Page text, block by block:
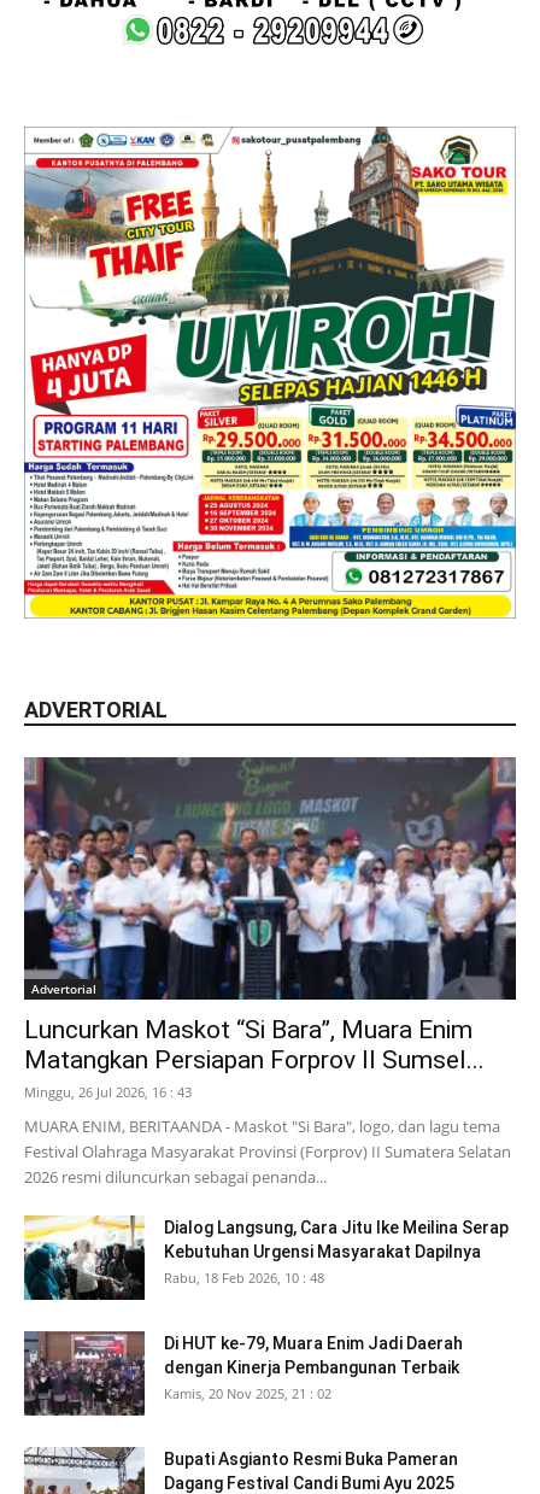
ADVERTORIAL
Advertorial
Luncurkan Maskot “Si Bara”, Muara Enim
Matangkan Persiapan Forprov II Sumsel...
Minggu, 26 Jul 2026, 16 : 43
MUARA ENIM, BERITAANDA - Maskot "Si Bara", logo, dan lagu tema
Festival Olahraga Masyarakat Provinsi (Forprov) II Sumatera Selatan
2026 resmi diluncurkan sebagai penanda...
Dialog Langsung, Cara Jitu Ike Meilina Serap
Kebutuhan Urgensi Masyarakat Dapilnya
Rabu, 18 Feb 2026, 10 : 48
Di HUT ke-79, Muara Enim Jadi Daerah
dengan Kinerja Pembangunan Terbaik
Kamis, 20 Nov 2025, 21 : 02
Bupati Asgianto Resmi Buka Pameran
Dagang Festival Candi Bumi Ayu 2025